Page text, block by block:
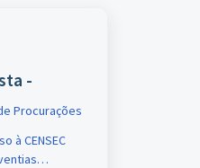
-
Procurações
à CENSEC